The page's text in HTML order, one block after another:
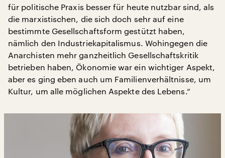
für politische Praxis besser für heute nutzbar sind, als
die marxistischen, die sich doch sehr auf eine
bestimmte Gesellschaftsform gestützt haben,
nämlich den Industriekapitalismus. Wohingegen die
Anarchisten mehr ganzheitlich Gesellschaftskritik
betrieben haben, Ökonomie war ein wichtiger Aspekt,
aber es ging eben auch um Familienverhältnisse, um
Kultur, um alle möglichen Aspekte des Lebens.“